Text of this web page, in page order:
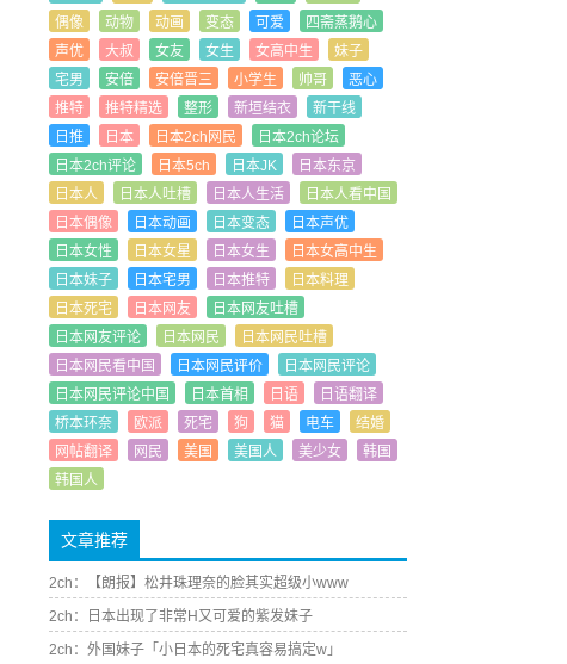
偶像
动物 动画 变态 可爱
四斋蒸鹅心
声优
大叔 女友 女生 女高中生
妹子
宅男
安倍 安倍晋三 小学生 帅哥
恶心
推特
推特精选 整形 新垣结衣
新干线
日推
日本 日本2ch网民
日本2ch论坛
日本2ch评论
日本5ch 日本JK
日本东京
日本人
日本人吐槽 日本人生活
日本人看中国
日本偶像
日本动画 日本变态
日本声优
日本女性
日本女星 日本女生
日本女高中生
日本妹子
日本宅男 日本推特
日本料理
日本死宅
日本网友
日本网友吐槽
日本网友评论
日本网民
日本网民吐槽
日本网民看中国
日本网民评价
日本网民评论
日本网民评论中国
日本首相 日语
日语翻译
桥本环奈
欧派 死宅 狗 猫 电车
结婚
网帖翻译
网民 美国 美国人 美少女
韩国
韩国人
文章推荐
2ch：【朗报】松井珠理奈的脸其实超级小www
2ch：日本出现了非常H又可爱的紫发妹子
2ch：外国妹子「小日本的死宅真容易搞定w」